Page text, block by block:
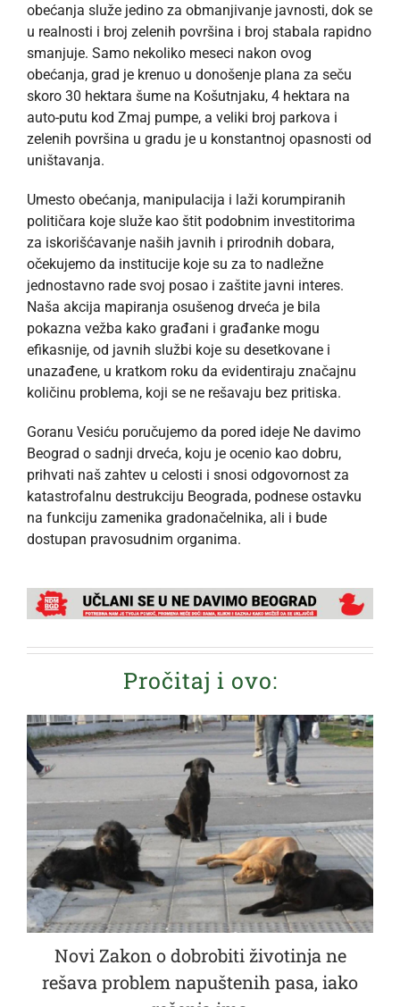
obećanja služe jedino za obmanjivanje javnosti, dok se
u realnosti i broj zelenih površina i broj stabala rapidno
smanjuje. Samo nekoliko meseci nakon ovog
obećanja, grad je krenuo u donošenje plana za seču
skoro 30 hektara šume na Košutnjaku, 4 hektara na
auto-putu kod Zmaj pumpe, a veliki broj parkova i
zelenih površina u gradu je u konstantnoj opasnosti od
uništavanja.
Umesto obećanja, manipulacija i laži korumpiranih
političara koje služe kao štit podobnim investitorima
za iskorišćavanje naših javnih i prirodnih dobara,
očekujemo da institucije koje su za to nadležne
jednostavno rade svoj posao i zaštite javni interes.
Naša akcija mapiranja osušenog drveća je bila
pokazna vežba kako građani i građanke mogu
efikasnije, od javnih službi koje su desetkovane i
unazađene, u kratkom roku da evidentiraju značajnu
količinu problema, koji se ne rešavaju bez pritiska.
Goranu Vesiću poručujemo da pored ideje Ne davimo
Beograd o sadnji drveća, koju je ocenio kao dobru,
prihvati naš zahtev u celosti i snosi odgovornost za
katastrofalnu destrukciju Beograda, podnese ostavku
na funkciju zamenika gradonačelnika, ali i bude
dostupan pravosudnim organima.
Pročitaj i ovo:
Novi Zakon o dobrobiti životinja ne
rešava problem napuštenih pasa, iako